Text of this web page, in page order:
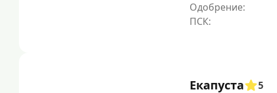
Одобрение:
Екапуста
5